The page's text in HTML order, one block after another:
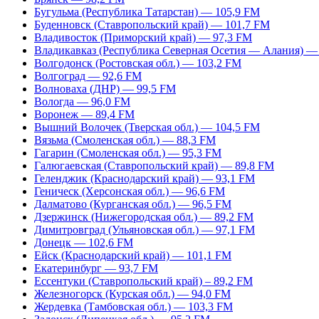
Бугульма (Республика Татарстан) — 105,9 FM
Буденновск (Ставропольский край) — 101,7 FM
Владивосток (Приморский край) — 97,3 FM
Владикавказ (Республика Северная Осетия — Алания)
Волгодонск (Ростовская обл.) — 103,2 FM
Волгоград — 92,6 FM
Волноваха (ДНР) — 99,5 FM
Вологда — 96,0 FM
Воронеж — 89,4 FM
Вышний Волочек (Тверская обл.) — 104,5 FM
Вязьма (Смоленская обл.) — 88,3 FM
Гагарин (Смоленская обл.) — 95,3 FM
Галюгаевская (Ставропольский край) — 89,8 FM
Геленджик (Краснодарский край) — 93,1 FM
Геническ (Херсонская обл.) — 96,6 FM
Далматово (Курганская обл.) — 96,5 FM
Дзержинск (Нижегородская обл.) — 89,2 FM
Димитровград (Ульяновская обл.) — 97,1 FM
Донецк — 102,6 FM
Ейск (Краснодарский край) — 101,1 FM
Екатеринбург — 93,7 FM
Ессентуки (Ставропольский край) – 89,2 FM
Железногорск (Курская обл.) — 94,0 FM
Жердевка (Тамбовская обл.) — 103,3 FM